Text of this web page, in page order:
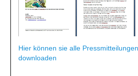
Hier können sie alle
downloaden